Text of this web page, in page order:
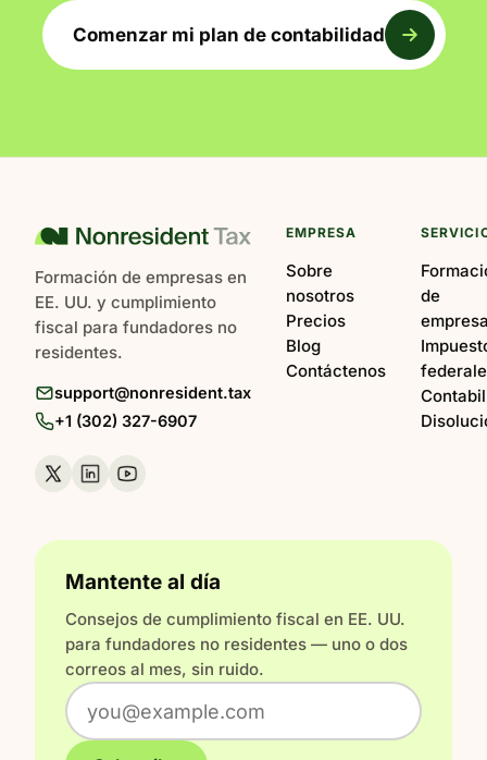
Comenzar mi plan de contabilidad
Formación de empresas en
EE. UU. y cumplimiento
fiscal para fundadores no
residentes.
support@nonresident.tax
+1 (302) 327-6907
EMPRESA
Sobre
nosotros
Precios
Blog
Contáctenos
de
Mantente al día
Consejos de cumplimiento fiscal en EE. UU.
para fundadores no residentes — uno o dos
correos al mes, sin ruido.
Email address